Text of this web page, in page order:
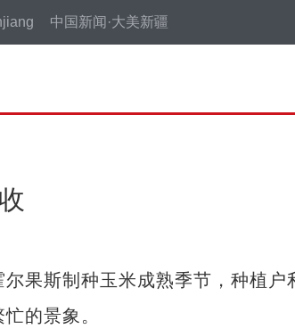
中国新闻·大美新疆
斯制种玉米成熟季节，种植户
的景象。